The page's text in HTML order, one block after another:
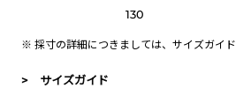
130
※ 採寸の詳細につきましては、 サイズガイド
> サイズガイド